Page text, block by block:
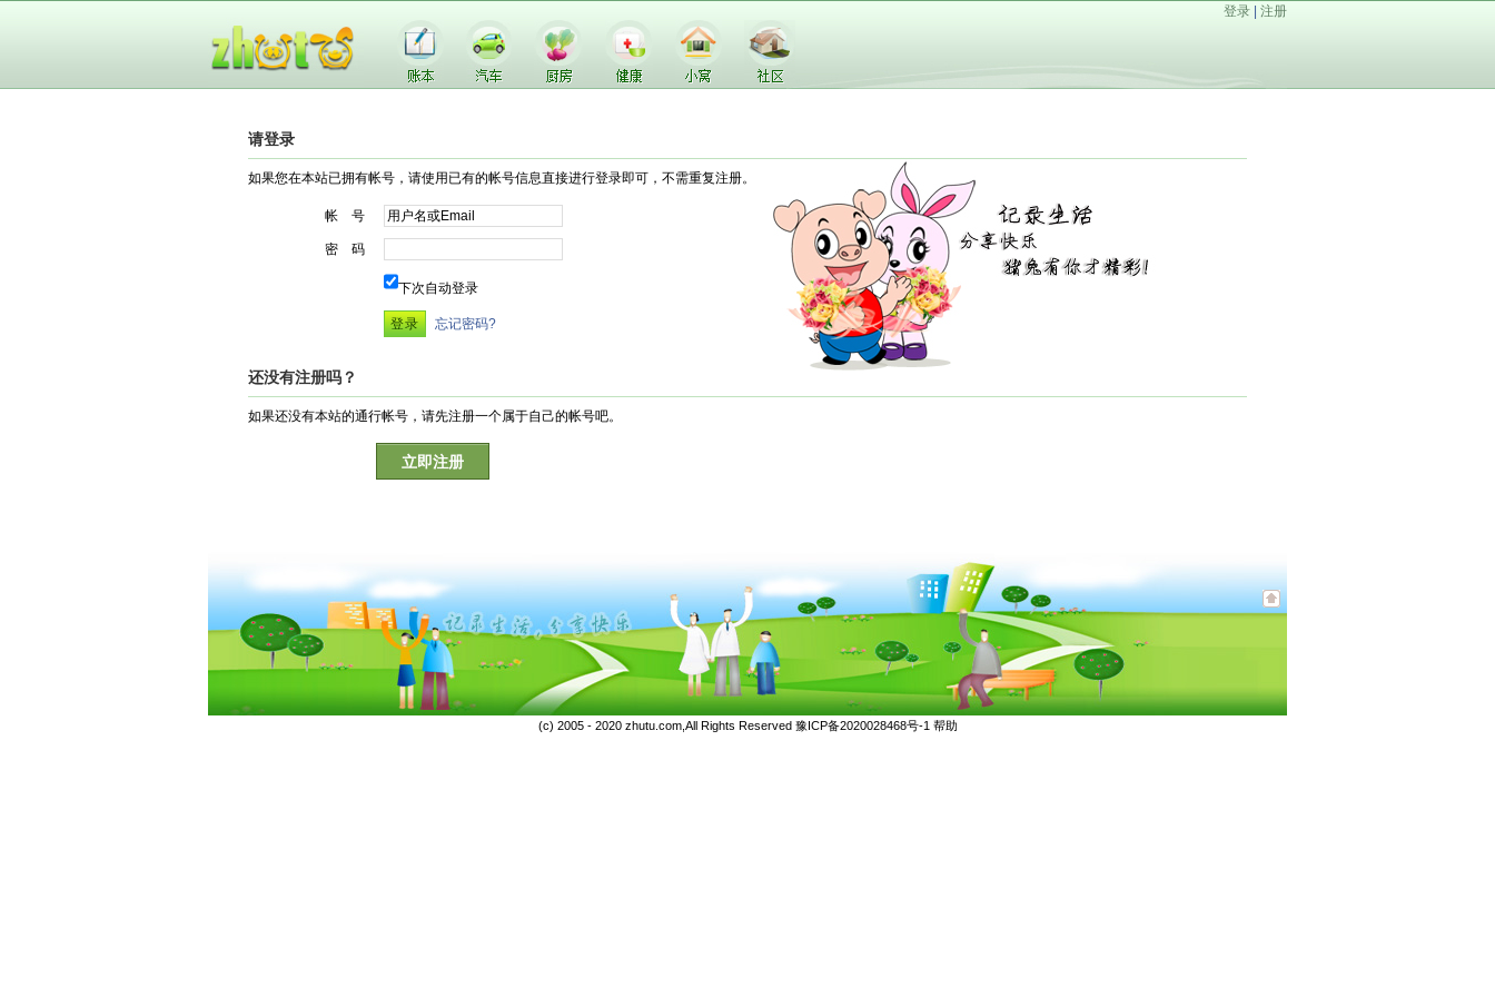
登录 注册
请登录
如果您在本站已拥有帐号，请使用已有的帐号信息直接进行登录即可，不需重复注册。
帐 号
密 码
下次自动登录
忘记密码?
还没有注册吗？
如果还没有本站的通行帐号，请先注册一个属于自己的帐号吧。
立即注册
(c) 2005 - 2020 zhutu.com,All Rights Reserved 豫ICP备2020028468号-1 帮助